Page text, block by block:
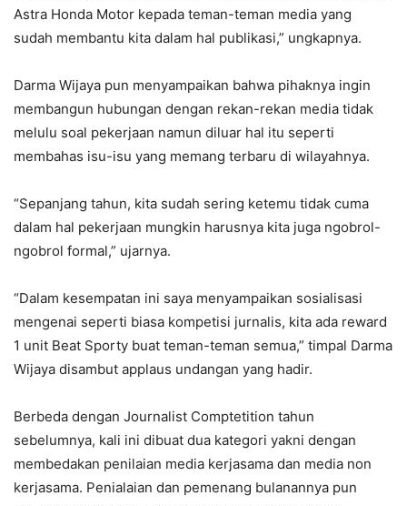
Astra Honda Motor kepada teman-teman media yang
sudah membantu kita dalam hal publikasi,” ungkapnya.
Darma Wijaya pun menyampaikan bahwa pihaknya ingin
membangun hubungan dengan rekan-rekan media tidak
melulu soal pekerjaan namun diluar hal itu seperti
membahas isu-isu yang memang terbaru di wilayahnya.
“Sepanjang tahun, kita sudah sering ketemu tidak cuma
dalam hal pekerjaan mungkin harusnya kita juga ngobrol-
ngobrol formal,” ujarnya.
“Dalam kesempatan ini saya menyampaikan sosialisasi
mengenai seperti biasa kompetisi jurnalis, kita ada reward
1 unit Beat Sporty buat teman-teman semua,” timpal Darma
Wijaya disambut applaus undangan yang hadir.
Berbeda dengan Journalist Comptetition tahun
sebelumnya, kali ini dibuat dua kategori yakni dengan
membedakan penilaian media kerjasama dan media non
kerjasama. Penialaian dan pemenang bulanannya pun